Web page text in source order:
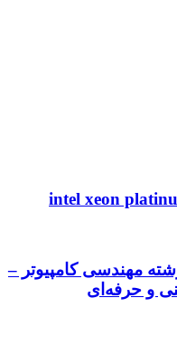
مهندسی کامپیوتر –
و حرفه‌ای